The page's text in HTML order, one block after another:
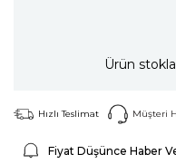
Ürün
Hızlı Teslimat Müşteri
Fiyat Düşünce Haber